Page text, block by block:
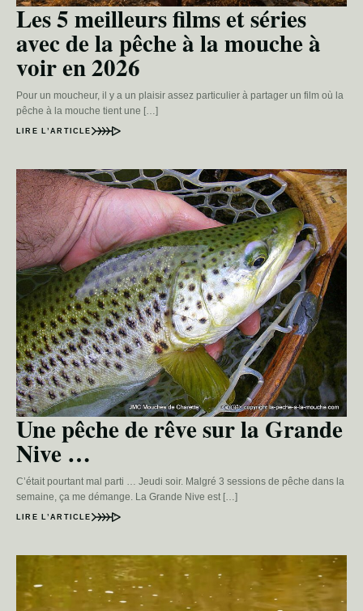
Les 5 meilleurs films et séries
avec de la pêche à la mouche à
voir en 2026
Pour un moucheur, il y a un plaisir assez particulier à partager un film où la
pêche à la mouche tient une […]
LIRE L’ARTICLE
Une pêche de rêve sur la Grande
Nive …
C’était pourtant mal parti … Jeudi soir. Malgré 3 sessions de pêche dans la
semaine, ça me démange. La Grande Nive est […]
LIRE L’ARTICLE